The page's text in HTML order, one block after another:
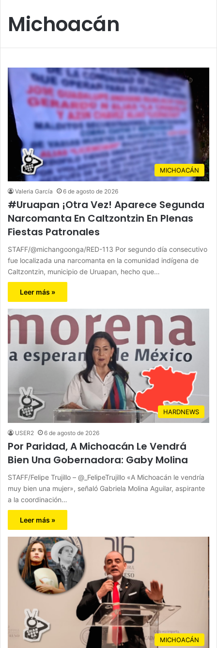
Michoacán
MICHOACÁN
Valeria García 6 de agosto de 2026
#Uruapan ¡Otra Vez! Aparece Segunda
Narcomanta En Caltzontzin En Plenas
Fiestas Patronales
STAFF/@michangoonga/RED-113 Por segundo día consecutivo
fue localizada una narcomanta en la comunidad indígena de
Caltzontzin, municipio de Uruapan, hecho que…
Leer más »
HARDNEWS
USER2 6 de agosto de 2026
Por Paridad, A Michoacán Le Vendrá
Bien Una Gobernadora: Gaby Molina
STAFF/Felipe Trujillo – @_FelipeTrujillo «A Michoacán le vendría
muy bien una mujer», señaló Gabriela Molina Aguilar, aspirante
a la coordinación…
Leer más »
MICHOACÁN